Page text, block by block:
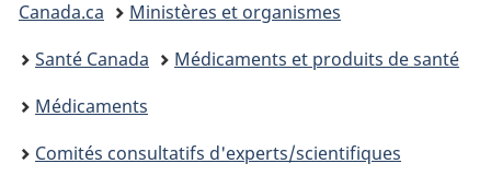
êtes
ici :
Canada.ca
Ministères et organismes
Santé Canada
Médicaments et produits de santé
Médicaments
Comités consultatifs d'experts/scientifiques